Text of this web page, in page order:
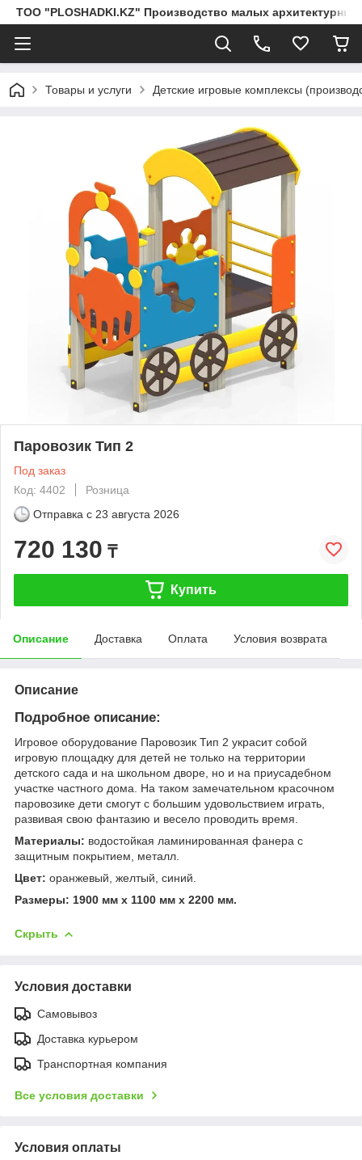
ТОО "PLOSHADKI.KZ" Производство малых
Товары и услуги Детские игровые комплексы
Паровозик Тип 2
Под заказ
Код: 4402
Розница
Отправка с 23 августа 2026
720 130 ₸
Купить
Описание Доставка Оплата Условия возврата
Описание
Подробное описание:
Игровое оборудование Паровозик Тип 2 украсит собой
игровую площадку для детей не только на территории
детского сада и на школьном дворе, но и на приусадебном
участке частного дома. На таком замечательном красочном
паровозике дети смогут с большим удовольствием играть,
развивая свою фантазию и весело проводить время.
Материалы: водостойкая ламинированная фанера с
защитным покрытием, металл.
Цвет: оранжевый, желтый, синий.
Размеры: 1900 мм х 1100 мм х 2200 мм.
Скрыть
Условия доставки
Самовывоз
Доставка курьером
Транспортная компания
Все условия доставки
Условия оплаты